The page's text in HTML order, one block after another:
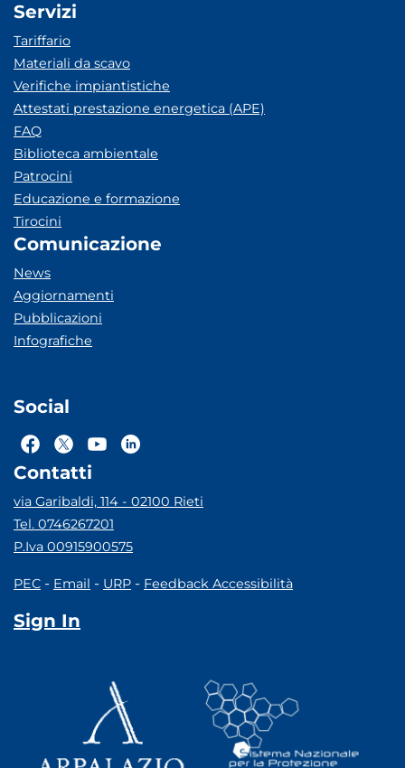
Servizi
Tariffario
Materiali da scavo
Verifiche impiantistiche
Attestati prestazione energetica (APE)
FAQ
Biblioteca ambientale
Patrocini
Educazione e formazione
Tirocini
Comunicazione
News
Aggiornamenti
Pubblicazioni
Infografiche
Social
Contatti
via Garibaldi, 114 - 02100 Rieti
Tel. 0746267201
P.Iva 00915900575
PEC - Email - URP - Feedback Accessibilità
Sign In